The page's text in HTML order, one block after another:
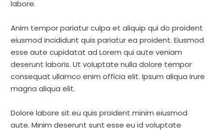
labore.
Anim tempor pariatur culpa et aliquip qui do proident
eiusmod incididunt quis pariatur ea proident. Eiusmod
esse aute cupidatat ad Lorem qui aute veniam
deserunt laboris. Ut voluptate nulla dolore tempor
consequat ullamco enim officia elit. Ipsum aliqua irure
magna aliqua elit.
Dolore labore sit eu quis proident minim eiusmod
aute. Minim deserunt sunt esse eu id voluptate